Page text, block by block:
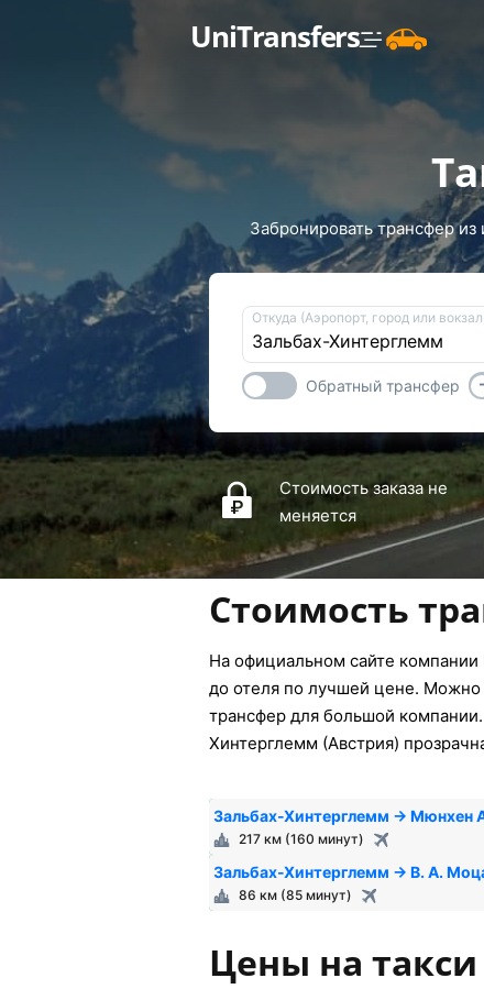
UniTransfers
Забронировать трансфер
Откуда (Аэропорт, город или
Обратный трансфер
Стоимость заказа не
меняется
Стоимость
На официальном сайте
до отеля по лучшей цене. Можно
трансфер для большой
Хинтерглемм (Австрия)
Зальбах-Хинтерглемм → Мюнхен
217 км (160 минут)
Зальбах-Хинтерглемм → В. А.
86 км (85 минут)
Цены на